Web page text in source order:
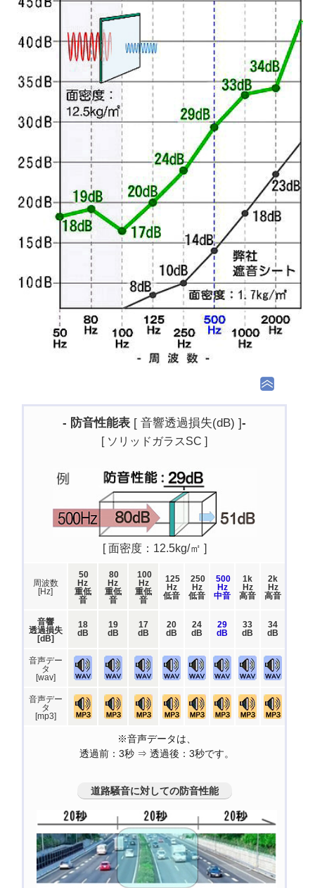
- 防音性能表 [ 音響透過損失(dB) ]-
[ ソリッドガラスSC ]
[ 面密度：12.5kg/㎡ ]
周波数
[Hz]
50
Hz
重低
音
80
Hz
重低
音
100
Hz
重低
音
125
Hz
低音
250
Hz
低音
500
Hz
中音
1k
Hz
高音
2k
Hz
高音
音響
透過損失
[dB]
18
dB
19
dB
17
dB
20
dB
24
dB
29
dB
33
dB
34
dB
音声デー
タ
[wav]
音声デー
タ
[mp3]
※音声データは、
透過前：3秒 ⇒ 透過後：3秒です。
道路騒音に対しての防音性能